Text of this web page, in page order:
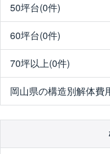
50坪台(0件)
60坪台(0件)
70坪以上(0件)
岡山県の構造別解体費